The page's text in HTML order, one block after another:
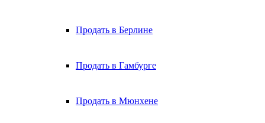
Продать в Берлине
Продать в Гамбурге
Продать в Мюнхене